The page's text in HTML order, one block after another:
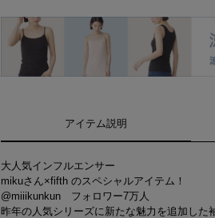
アイテム説明
大人気インフルエンサー
mikuさん×fifth のスペシャルアイテム！
@miiikunkun フォロワー7万人
昨年の人気シリーズに新たな魅力を追加した